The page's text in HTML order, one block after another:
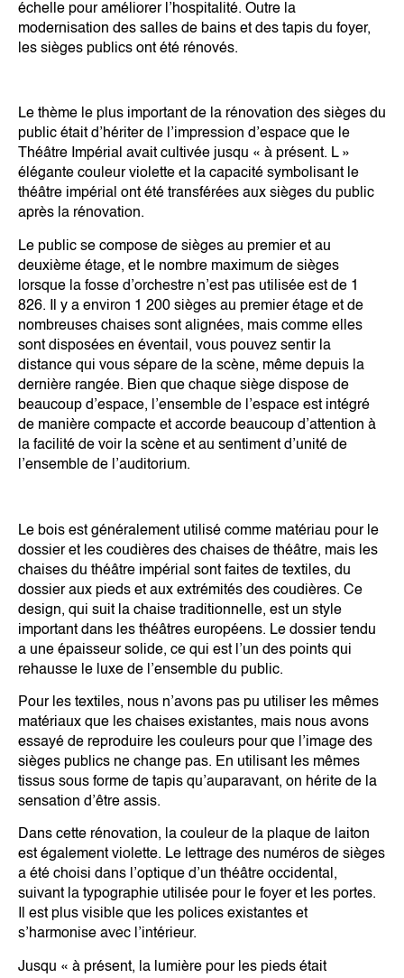
échelle pour améliorer l’hospitalité. Outre la
modernisation des salles de bains et des tapis du foyer,
les sièges publics ont été rénovés.
Le thème le plus important de la rénovation des sièges du
public était d’hériter de l’impression d’espace que le
Théâtre Impérial avait cultivée jusqu « à présent. L »
élégante couleur violette et la capacité symbolisant le
théâtre impérial ont été transférées aux sièges du public
après la rénovation.
Le public se compose de sièges au premier et au
deuxième étage, et le nombre maximum de sièges
lorsque la fosse d’orchestre n’est pas utilisée est de 1
826. Il y a environ 1 200 sièges au premier étage et de
nombreuses chaises sont alignées, mais comme elles
sont disposées en éventail, vous pouvez sentir la
distance qui vous sépare de la scène, même depuis la
dernière rangée. Bien que chaque siège dispose de
beaucoup d’espace, l’ensemble de l’espace est intégré
de manière compacte et accorde beaucoup d’attention à
la facilité de voir la scène et au sentiment d’unité de
l’ensemble de l’auditorium.
Le bois est généralement utilisé comme matériau pour le
dossier et les coudières des chaises de théâtre, mais les
chaises du théâtre impérial sont faites de textiles, du
dossier aux pieds et aux extrémités des coudières. Ce
design, qui suit la chaise traditionnelle, est un style
important dans les théâtres européens. Le dossier tendu
a une épaisseur solide, ce qui est l’un des points qui
rehausse le luxe de l’ensemble du public.
Pour les textiles, nous n’avons pas pu utiliser les mêmes
matériaux que les chaises existantes, mais nous avons
essayé de reproduire les couleurs pour que l’image des
sièges publics ne change pas. En utilisant les mêmes
tissus sous forme de tapis qu’auparavant, on hérite de la
sensation d’être assis.
Dans cette rénovation, la couleur de la plaque de laiton
est également violette. Le lettrage des numéros de sièges
a été choisi dans l’optique d’un théâtre occidental,
suivant la typographie utilisée pour le foyer et les portes.
Il est plus visible que les polices existantes et
s’harmonise avec l’intérieur.
Jusqu « à présent, la lumière pour les pieds était